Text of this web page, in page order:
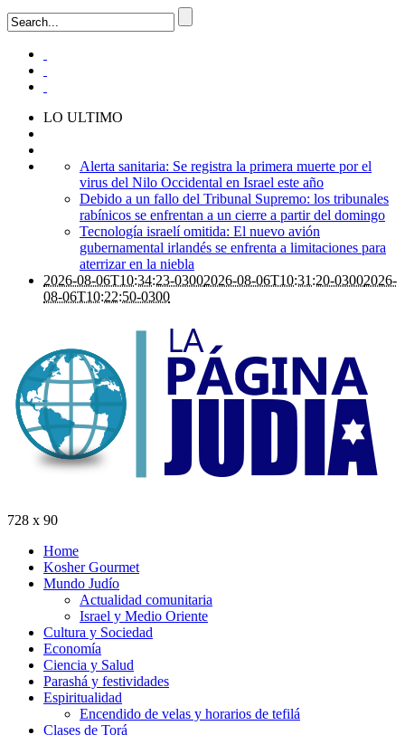
LO ULTIMO
Alerta sanitaria: Se registra la primera muerte por el
virus del Nilo Occidental en Israel este año
Debido a un fallo del Tribunal Supremo: los tribunales
rabínicos se enfrentan a un cierre a partir del domingo
Tecnología israelí omitida: El nuevo avión
gubernamental irlandés se enfrenta a limitaciones para
aterrizar en la niebla
2026-08-06T10:34:23-03002026-08-06T10:31:20-03002026-
08-06T10:22:50-0300
728 x 90
Home
Kosher Gourmet
Mundo Judío
Actualidad comunitaria
Israel y Medio Oriente
Cultura y Sociedad
Economía
Ciencia y Salud
Parashá y festividades
Espiritualidad
Encendido de velas y horarios de tefilá
Clases de Torá